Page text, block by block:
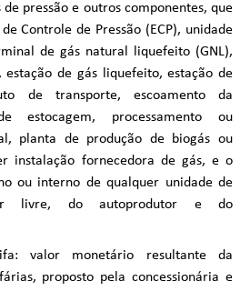
pressão e outros componentes, que
Controle de Pressão (ECP), unidade
de gás natural liquefeito (GNL),
estação de gás liquefeito, estação de
de transporte, escoamento da
estocagem, processamento ou
planta de produção de biogás ou
instalação fornecedora de gás, e o
ou interno de qualquer unidade de
livre, do autoprodutor e do
valor monetário resultante da
proposto pela concessionária e